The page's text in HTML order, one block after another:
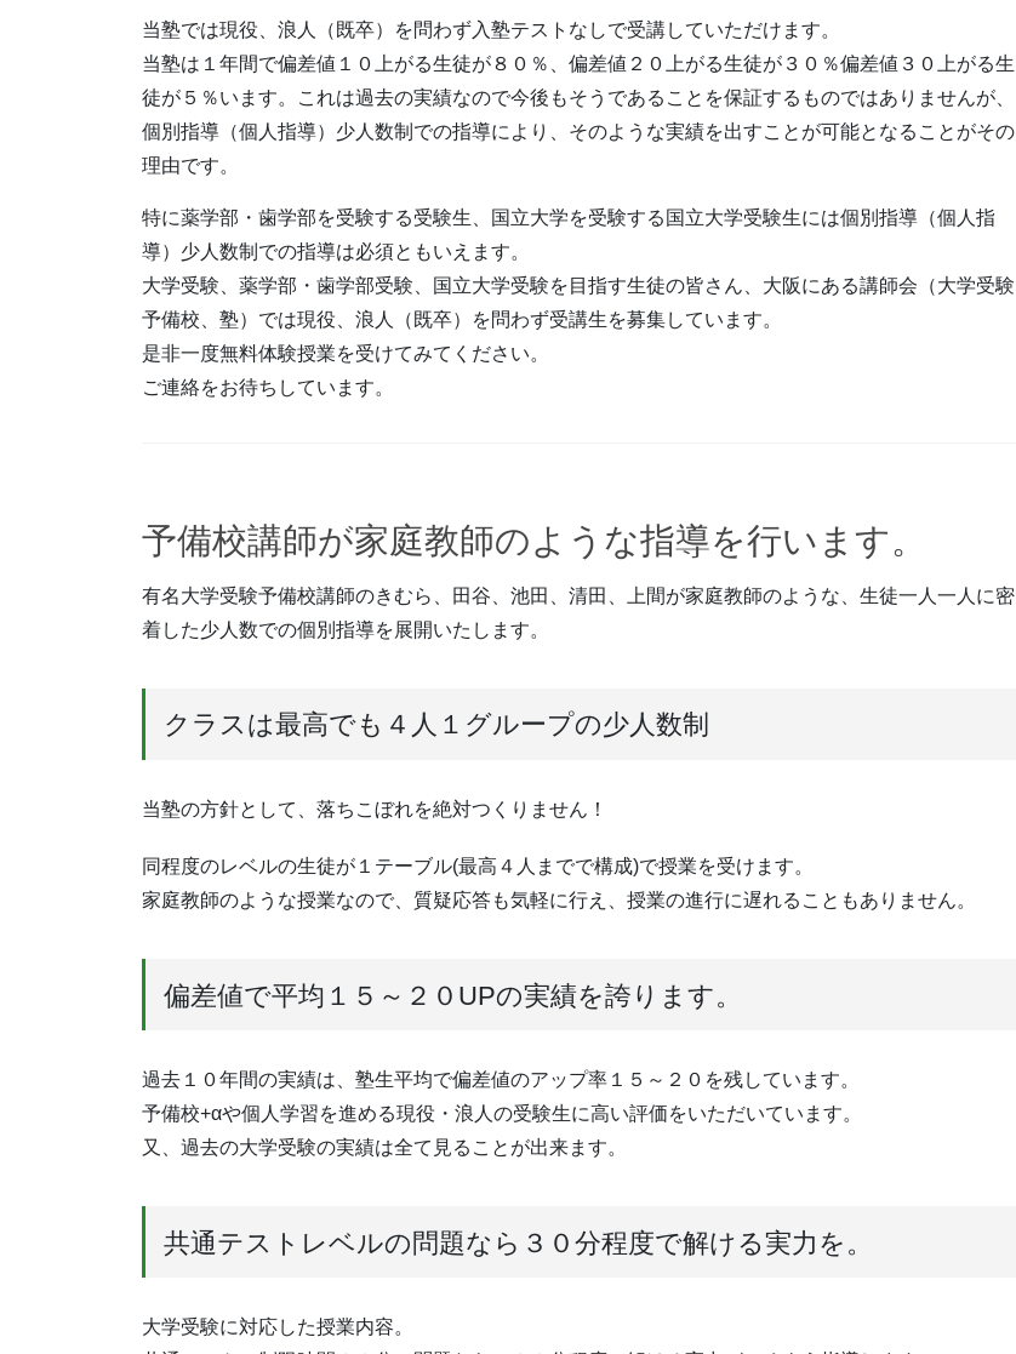
当塾では現役、浪人（既卒）を問わず入塾テストなしで受講していただけます。
当塾は１年間で偏差値１０上がる生徒が８０％、偏差値２０上がる生徒が３０％偏差値３０上がる生
徒が５％います。これは過去の実績なので今後もそうであることを保証するものではありませんが、
個別指導（個人指導）少人数制での指導により、そのような実績を出すことが可能となることがその
理由です。
特に薬学部・歯学部を受験する受験生、国立大学を受験する国立大学受験生には個別指導（個人指
導）少人数制での指導は必須ともいえます。
大学受験、薬学部・歯学部受験、国立大学受験を目指す生徒の皆さん、大阪にある講師会（大学受験
予備校、塾）では現役、浪人（既卒）を問わず受講生を募集しています。
是非一度無料体験授業を受けてみてください。
ご連絡をお待ちしています。
予備校講師が家庭教師のような指導を行います。
有名大学受験予備校講師のきむら、田谷、池田、清田、上間が家庭教師のような、生徒一人一人に密
着した少人数での個別指導を展開いたします。
クラスは最高でも４人１グループの少人数制
当塾の方針として、落ちこぼれを絶対つくりません！
同程度のレベルの生徒が１テーブル(最高４人までで構成)で授業を受けます。
家庭教師のような授業なので、質疑応答も気軽に行え、授業の進行に遅れることもありません。
偏差値で平均１５～２０UPの実績を誇ります。
過去１０年間の実績は、塾生平均で偏差値のアップ率１５～２０を残しています。
予備校+αや個人学習を進める現役・浪人の受験生に高い評価をいただいています。
又、過去の大学受験の実績は全て見ることが出来ます。
共通テストレベルの問題なら３０分程度で解ける実力を。
大学受験に対応した授業内容。